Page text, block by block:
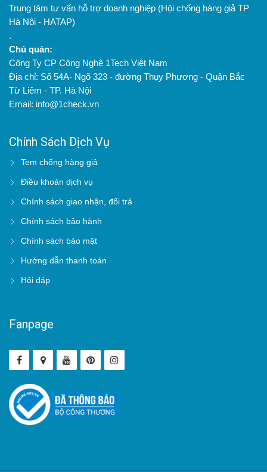
Trung tâm tư vấn hỗ trợ doanh nghiệp (Hội chống hàng giả TP
Hà Nội - HATAP)
.
Chủ quản:
Công Ty CP Công Nghệ 1Tech Việt Nam
Địa chỉ: Số 54A- Ngõ 323 - đường Thụy Phương - Quận Bắc
Từ Liêm - TP. Hà Nội
Email: info@1check.vn
Chính Sách Dịch Vụ
Tem chống hàng giả
Điều khoản dịch vụ
Chính sách giao nhận, đổi trả
Chính sách bảo hành
Chính sách bảo mật
Hướng dẫn thanh toán
Hỏi đáp
Fanpage